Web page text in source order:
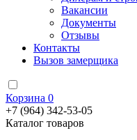
Вакансии
Документы
Отзывы
Контакты
Вызов замерщика
Корзина 0
+7 (964) 342-53-05
Каталог товаров